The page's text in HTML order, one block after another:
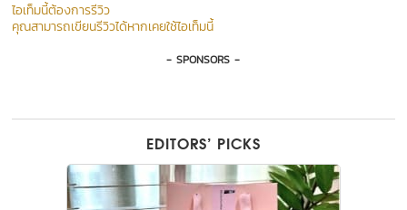
ไอเท็มนี้ต้องการรีวิว
คุณสามารถเขียนรีวิวได้หากเคยใช้ไอเท็มนี้
- SPONSORS -
EDITORS’ PICKS